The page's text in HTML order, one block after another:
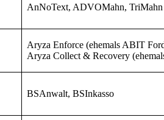
AnNoText, ADVOMahn, TriMahn
Aryza Enforce (ehemals ABIT
Aryza Collect & Recovery
BSAnwalt, BSInkasso